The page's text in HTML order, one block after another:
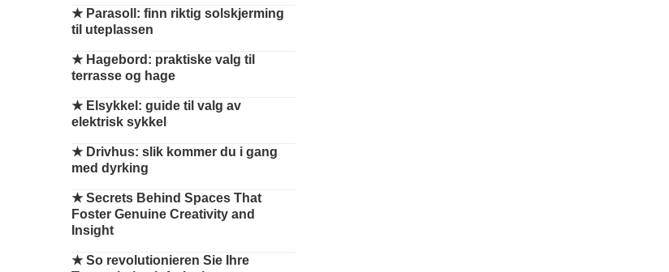
★ Parasoll: finn riktig solskjerming
til uteplassen
★ Hagebord: praktiske valg til
terrasse og hage
★ Elsykkel: guide til valg av
elektrisk sykkel
★ Drivhus: slik kommer du i gang
med dyrking
★Secrets Behind Spaces That
Foster Genuine Creativity and
Insight
★So revolutionieren Sie Ihre